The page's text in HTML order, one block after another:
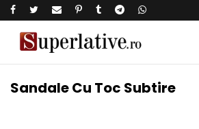
Sandale Cu Toc Subtire